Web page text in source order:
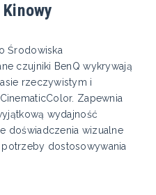
Środowiska
czujniki BenQ wykrywają
rzeczywistym i
Zapewnia
wydajność
doświadczenia wizualne
dostosowywania